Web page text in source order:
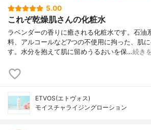
5.00
これぞ乾燥肌さんの化粧水
ラベンダーの香りに癒される化粧水です。石油
料、アルコールなど7つの不使用に拘った、肌
す。水分を抱えて肌に留めうるおいを保…続き
ETVOS(エトヴォス)
モイスチャライジングローション